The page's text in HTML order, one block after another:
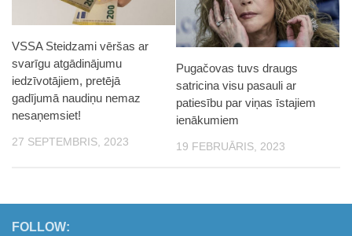
VSSA Steidzami vēršas ar
svarīgu atgādinājumu
iedzīvotājiem, pretējā
gadījumā naudiņu nemaz
nesaņemsiet!
27 SEPTEMBRIS, 2023
Pugačovas tuvs draugs
satricina visu pasauli ar
patiesību par viņas īstajiem
ienākumiem
19 FEBRUĀRIS, 2023
FOLLOW: